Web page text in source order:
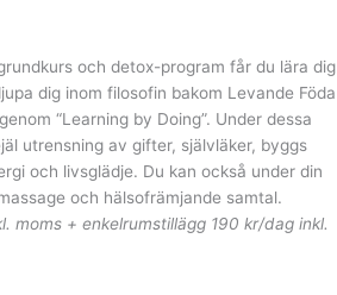
och detox-program får du lära dig
dig inom filosofin bakom Levande Föda
“Learning by Doing”. Under dessa
utrensning av gifter, självläker, byggs
och livsglädje. Du kan också under din
och hälsofrämjande samtal.
moms + enkelrumstillägg 190 kr/dag inkl.